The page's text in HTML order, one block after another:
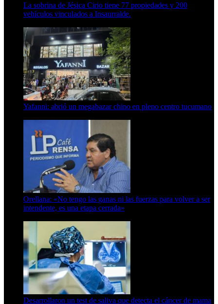
La sobrina de Jésica Cirio tiene 77 propiedades y 200
vehículos vinculados a Insaurralde.
Yafanni: abrió un megabazar chino en pleno centro tucumano
Orellana: «No tengo las ganas ni las fuerzas para volver a ser
intendente, es una etapa cerrada»
Desarrollaron un test de saliva que detecta el cáncer de mama